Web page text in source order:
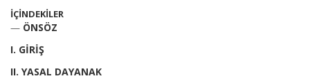
İÇİNDEKİLER
— ÖNSÖZ
I. GİRİŞ
II. YASAL DAYANAK